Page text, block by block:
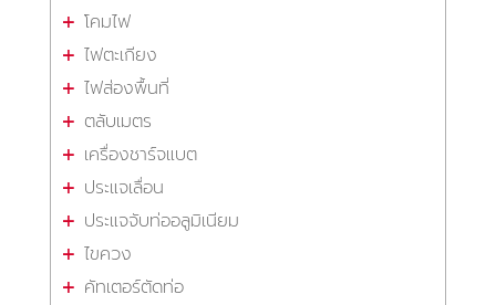
โคมไฟ
ไฟตะเกียง
ไฟส่องพื้นที่
ตลับเมตร
เครื่องชาร์จแบต
ประแจเลื่อน
ประแจจับท่ออลูมิเนียม
ไขควง
คัทเตอร์ตัดท่อ